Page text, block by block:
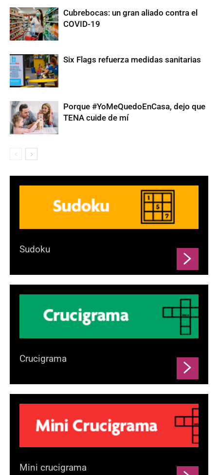
Cubrebocas: un gran aliado contra el
COVID-19
Six Flags refuerza medidas sanitarias
Porque #YoMeQuedoEnCasa, dejo que
TENA cuide de mí
Sudoku
Crucigrama
Mini crucigrama